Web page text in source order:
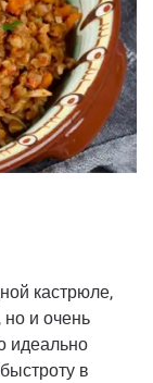
кастрюле,
но и очень
идеально
в